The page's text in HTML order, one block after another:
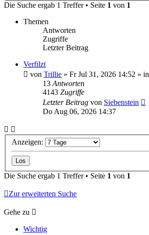
Die Suche ergab 1 Treffer • Seite 1 von 1
Themen
Antworten
Zugriffe
Letzter Beitrag
Verfilzt
von Trillie » Fr Jul 31, 2026 14:52 » in
13 Antworten
4143 Zugriffe
Letzter Beitrag von Siebenstein
Do Aug 06, 2026 14:37
Anzeigen:
Die Suche ergab 1 Treffer • Seite 1 von 1
Zur erweiterten Suche
Gehe zu
Wichtig